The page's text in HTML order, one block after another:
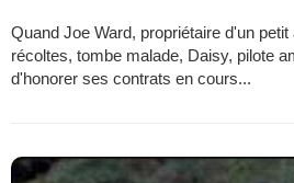
Quand Joe Ward, propriétaire d'un
récoltes, tombe malade, Daisy, pilote
d'honorer ses contrats en cours...